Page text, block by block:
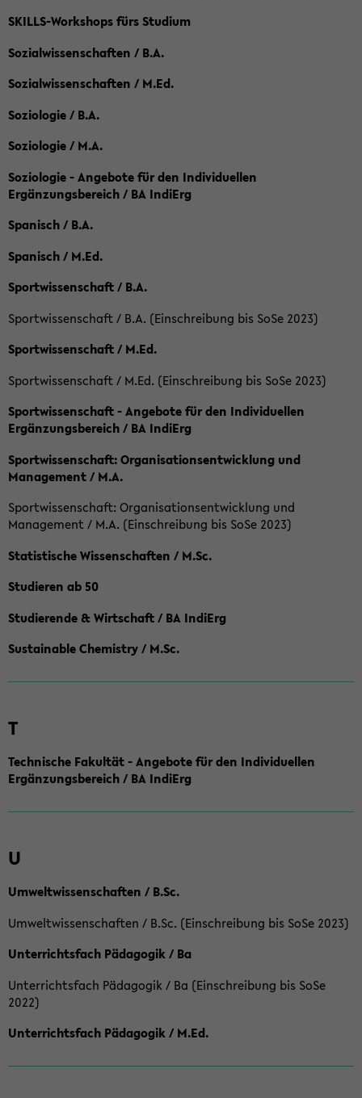
SKILLS-Workshops fürs Studium
Sozialwissenschaften / B.A.
Sozialwissenschaften / M.Ed.
Soziologie / B.A.
Soziologie / M.A.
Soziologie - Angebote für den Individuellen
Ergänzungsbereich / BA IndiErg
Spanisch / B.A.
Spanisch / M.Ed.
Sportwissenschaft / B.A.
Sportwissenschaft / B.A. (Einschreibung bis SoSe 2023)
Sportwissenschaft / M.Ed.
Sportwissenschaft / M.Ed. (Einschreibung bis SoSe 2023)
Sportwissenschaft - Angebote für den Individuellen
Ergänzungsbereich / BA IndiErg
Sportwissenschaft: Organisationsentwicklung und
Management / M.A.
Sportwissenschaft: Organisationsentwicklung und
Management / M.A. (Einschreibung bis SoSe 2023)
Statistische Wissenschaften / M.Sc.
Studieren ab 50
Studierende & Wirtschaft / BA IndiErg
Sustainable Chemistry / M.Sc.
T
Technische Fakultät - Angebote für den Individuellen
Ergänzungsbereich / BA IndiErg
U
Umweltwissenschaften / B.Sc.
Umweltwissenschaften / B.Sc. (Einschreibung bis SoSe 2023)
Unterrichtsfach Pädagogik / Ba
Unterrichtsfach Pädagogik / Ba (Einschreibung bis SoSe
2022)
Unterrichtsfach Pädagogik / M.Ed.